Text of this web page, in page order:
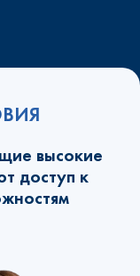
высокие
доступ к